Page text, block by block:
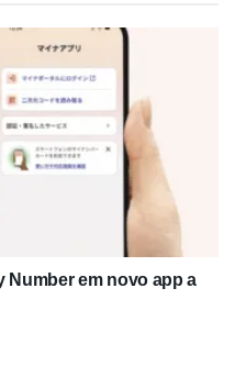
Number em novo app a